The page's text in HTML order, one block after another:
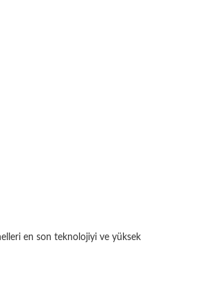
en son teknolojiyi ve yüksek